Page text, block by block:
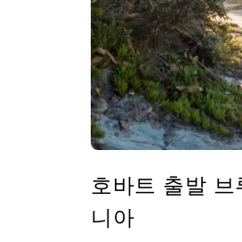
호바트 출발 브
니아